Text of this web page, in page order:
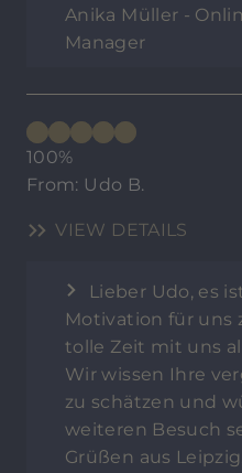
Anika Müller -
Manager
100%
From: Udo B.
VIEW DETAILS
Lieber Udo, es
Motivation für uns
tolle Zeit mit uns
Wir wissen Ihre
zu schätzen und
weiteren Besuch
Grüßen aus